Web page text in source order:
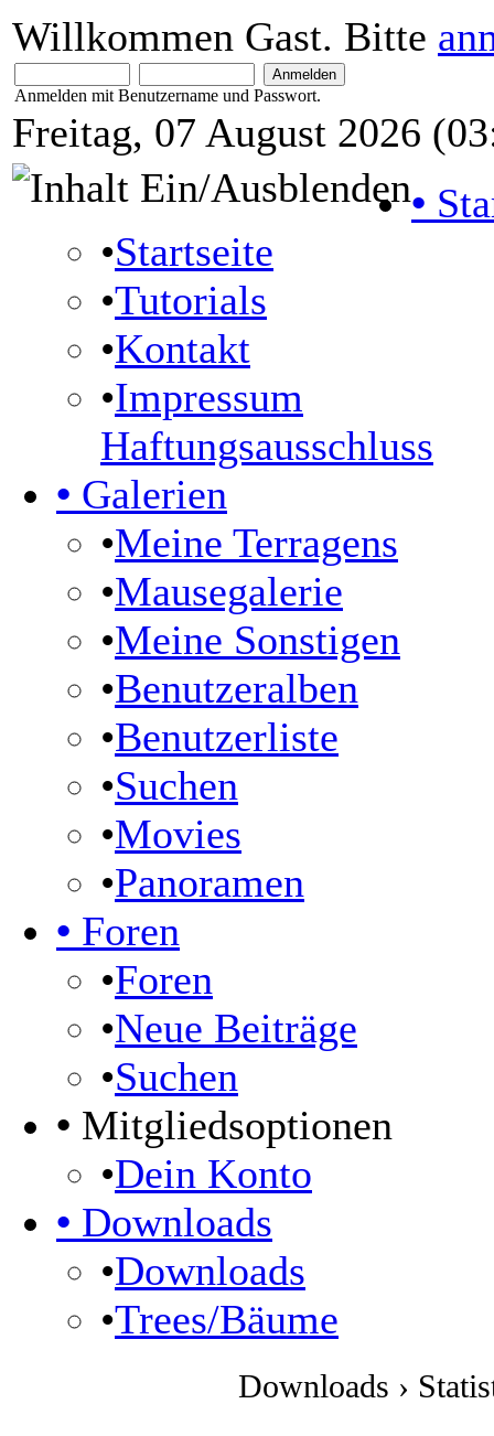
Willkommen Gast. Bitte
Anmelden mit Benutzername und Passwort.
Freitag, 07 August 2026
•
•Startseite
•Tutorials
•Kontakt
•Impressum
Haftungsausschluss
• Galerien
•Meine Terragens
•Mausegalerie
•Meine Sonstigen
•Benutzeralben
•Benutzerliste
•Suchen
•Movies
•Panoramen
• Foren
•Foren
•Neue Beiträge
•Suchen
• Mitgliedsoptionen
•Dein Konto
• Downloads
•Downloads
•Trees/Bäume
Downloads ›